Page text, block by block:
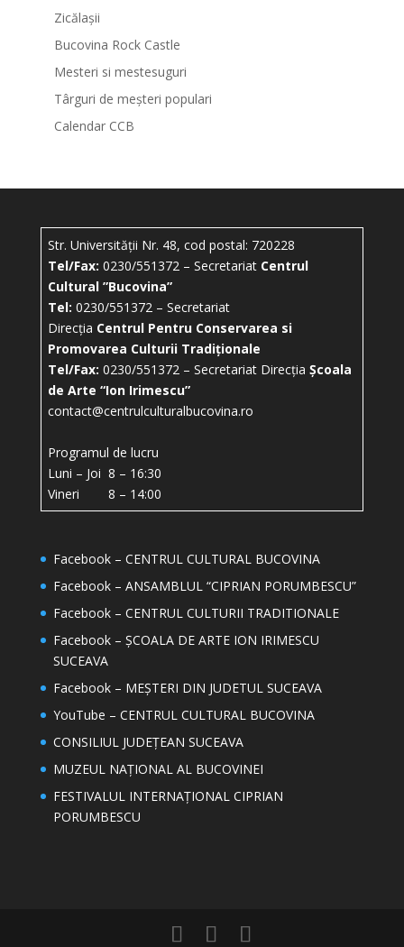
Zicălașii
Bucovina Rock Castle
Mesteri si mestesuguri
Târguri de meșteri populari
Calendar CCB
Str. Universității Nr. 48, cod postal: 720228
Tel/Fax: 0230/551372 – Secretariat Centrul
Cultural ”Bucovina”
Tel: 0230/551372 – Secretariat
Direcția Centrul Pentru Conservarea si
Promovarea Culturii Tradiționale
Tel/Fax: 0230/551372 – Secretariat Direcția Școala
de Arte “Ion Irimescu”
contact@centrulculturalbucovina.ro
Programul de lucru
Luni – Joi 8 – 16:30
Vineri 8 – 14:00
Facebook – CENTRUL CULTURAL BUCOVINA
Facebook – ANSAMBLUL “CIPRIAN PORUMBESCU”
Facebook – CENTRUL CULTURII TRADITIONALE
Facebook – ȘCOALA DE ARTE ION IRIMESCU
SUCEAVA
Facebook – MEȘTERI DIN JUDETUL SUCEAVA
YouTube – CENTRUL CULTURAL BUCOVINA
CONSILIUL JUDEȚEAN SUCEAVA
MUZEUL NAȚIONAL AL BUCOVINEI
FESTIVALUL INTERNAȚIONAL CIPRIAN
PORUMBESCU